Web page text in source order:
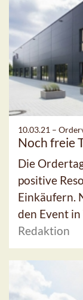
10.03.21 –
Noch freie
Die
positive
Einkäufern.
den Event in
Redaktion